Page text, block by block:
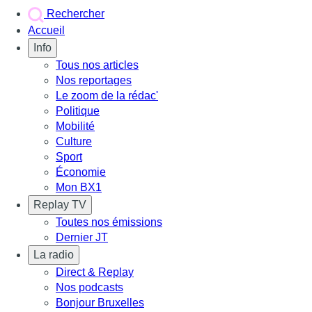
Rechercher
Accueil
Info
Tous nos articles
Nos reportages
Le zoom de la rédac'
Politique
Mobilité
Culture
Sport
Économie
Mon BX1
Replay TV
Toutes nos émissions
Dernier JT
La radio
Direct & Replay
Nos podcasts
Bonjour Bruxelles